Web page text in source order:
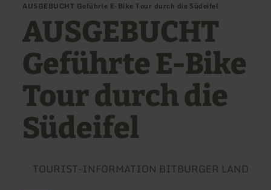
AUSGEBUCHT Geführte E-Bike Tour durch die Südeifel
AUSGEBUCHT
Geführte E-Bike
Tour durch die
Südeifel
TOURIST-INFORMATION BITBURGER LAND